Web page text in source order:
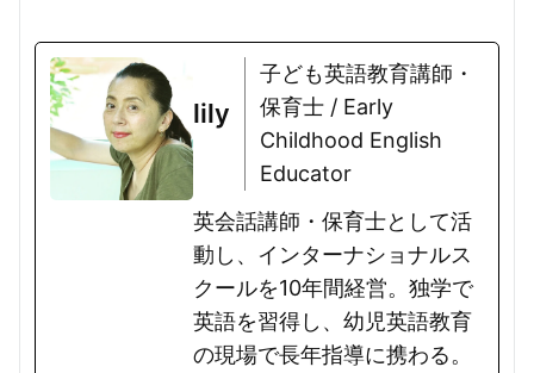
lily
子ども英語教育講師・
保育士 / Early
Childhood English
Educator
英会話講師・保育士として活
動し、インターナショナルス
クールを10年間経営。独学で
英語を習得し、幼児英語教育
の現場で長年指導に携わる。